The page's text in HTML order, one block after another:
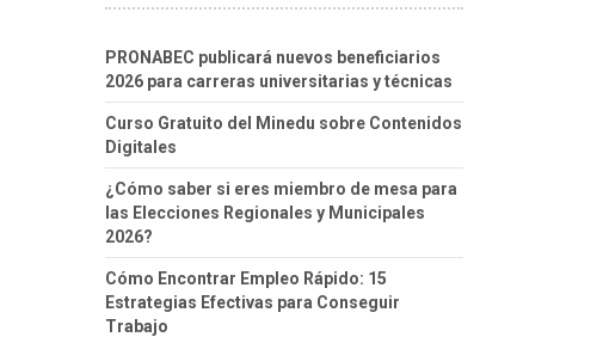
PRONABEC publicará nuevos beneficiarios
2026 para carreras universitarias y técnicas
Curso Gratuito del Minedu sobre Contenidos
Digitales
¿Cómo saber si eres miembro de mesa para
las Elecciones Regionales y Municipales
2026?
Cómo Encontrar Empleo Rápido: 15
Estrategias Efectivas para Conseguir
Trabajo